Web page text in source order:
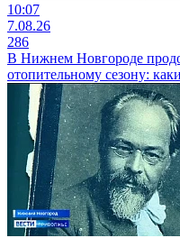
10:07
7.08.26
286
В Нижнем Новгороде
отопительному сезону: